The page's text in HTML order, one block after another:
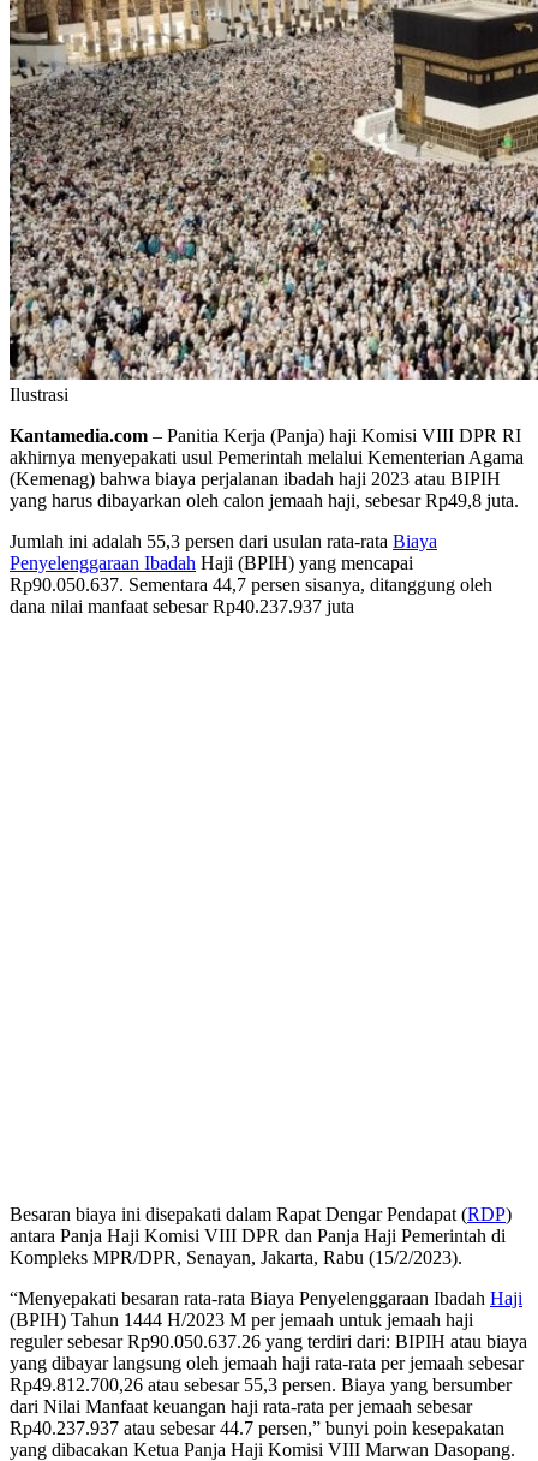
Ilustrasi
Kantamedia.com – Panitia Kerja (Panja) haji Komisi VIII DPR RI
akhirnya menyepakati usul Pemerintah melalui Kementerian Agama
(Kemenag) bahwa biaya perjalanan ibadah haji 2023 atau BIPIH
yang harus dibayarkan oleh calon jemaah haji, sebesar Rp49,8 juta.
Jumlah ini adalah 55,3 persen dari usulan rata-rata Biaya
Penyelenggaraan Ibadah Haji (BPIH) yang mencapai
Rp90.050.637. Sementara 44,7 persen sisanya, ditanggung oleh
dana nilai manfaat sebesar Rp40.237.937 juta
Besaran biaya ini disepakati dalam Rapat Dengar Pendapat (RDP)
antara Panja Haji Komisi VIII DPR dan Panja Haji Pemerintah di
Kompleks MPR/DPR, Senayan, Jakarta, Rabu (15/2/2023).
“Menyepakati besaran rata-rata Biaya Penyelenggaraan Ibadah Haji
(BPIH) Tahun 1444 H/2023 M per jemaah untuk jemaah haji
reguler sebesar Rp90.050.637.26 yang terdiri dari: BIPIH atau biaya
yang dibayar langsung oleh jemaah haji rata-rata per jemaah sebesar
Rp49.812.700,26 atau sebesar 55,3 persen. Biaya yang bersumber
dari Nilai Manfaat keuangan haji rata-rata per jemaah sebesar
Rp40.237.937 atau sebesar 44.7 persen,” bunyi poin kesepakatan
yang dibacakan Ketua Panja Haji Komisi VIII Marwan Dasopang.